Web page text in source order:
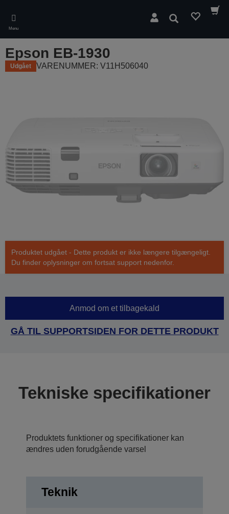
main
content
Menu
Søg
Epson EB-1930
Udgået VARENUMMER: V11H506040
Produktet udgået - Dette produkt er ikke længere tilgængeligt.
Du finder oplysninger om fortsat support nedenfor.
Anmod om et tilbagekald
GÅ TIL SUPPORTSIDEN FOR DETTE PRODUKT
Tekniske specifikationer
Produktets funktioner og specifikationer kan
ændres uden forudgående varsel
Teknik